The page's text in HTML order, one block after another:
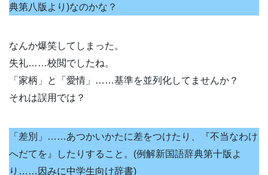
典第八版より)なのかな？
なんか爆笑してしまった。
失礼……校閲でしたね。
「家柄」と「愛情」……基準を並列化してませんか？
それは誤用では？
「差別」……あつかいかたに差をつけたり、『不当なわけ
へだてを』したりすること。(例解新国語辞典第十版よ
り……因みに中学生向け辞書)